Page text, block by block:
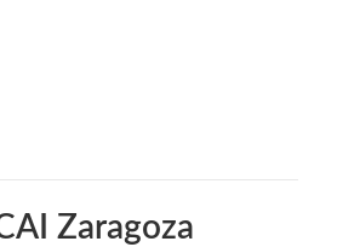
Zaragoza